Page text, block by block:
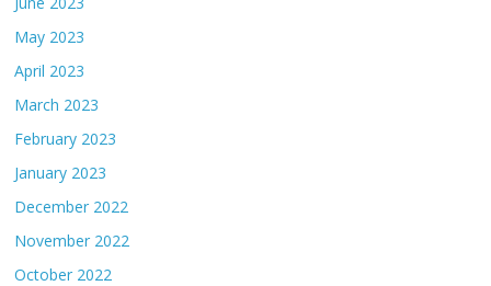
May 2023
April 2023
March 2023
February 2023
January 2023
December 2022
November 2022
October 2022